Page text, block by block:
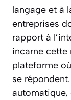
langage et à
entreprises
rapport à
incarne cette
plateforme
se
automatique,